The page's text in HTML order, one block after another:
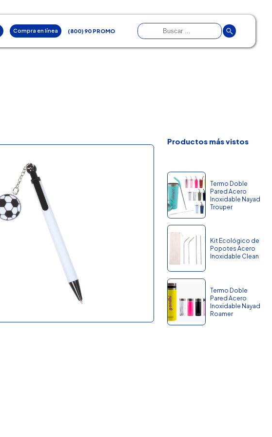
Compra en línea (800) 90 PROMO
Productos más vistos
Termo Doble
Pared Acero
Inoxidable Nayad
Trouper
Kit Ecológico de
Popotes Acero
Inoxidable Clean
Termo Doble
Pared Acero
Inoxidable Nayad
Roamer